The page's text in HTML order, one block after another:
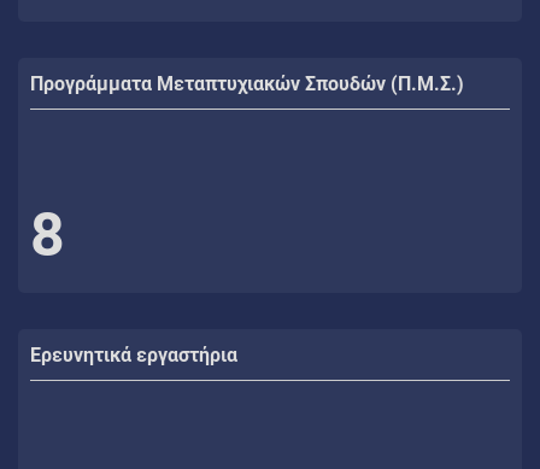
Προγράμματα Μεταπτυχιακών Σπουδών (Π.Μ.Σ.)
8
Ερευνητικά εργαστήρια